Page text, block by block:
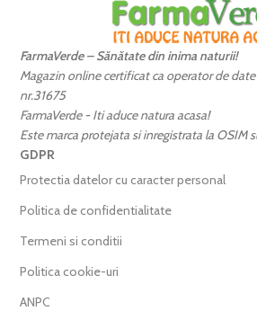
FarmaVerde – Sănătate din inima naturii!
Magazin online certificat ca operator de
nr.31675
FarmaVerde - Iti aduce natura acasa!
Este marca protejata si inregistrata la OSIM
GDPR
Protectia datelor cu caracter personal
Politica de confidentialitate
Termeni si conditii
Politica cookie-uri
ANPC